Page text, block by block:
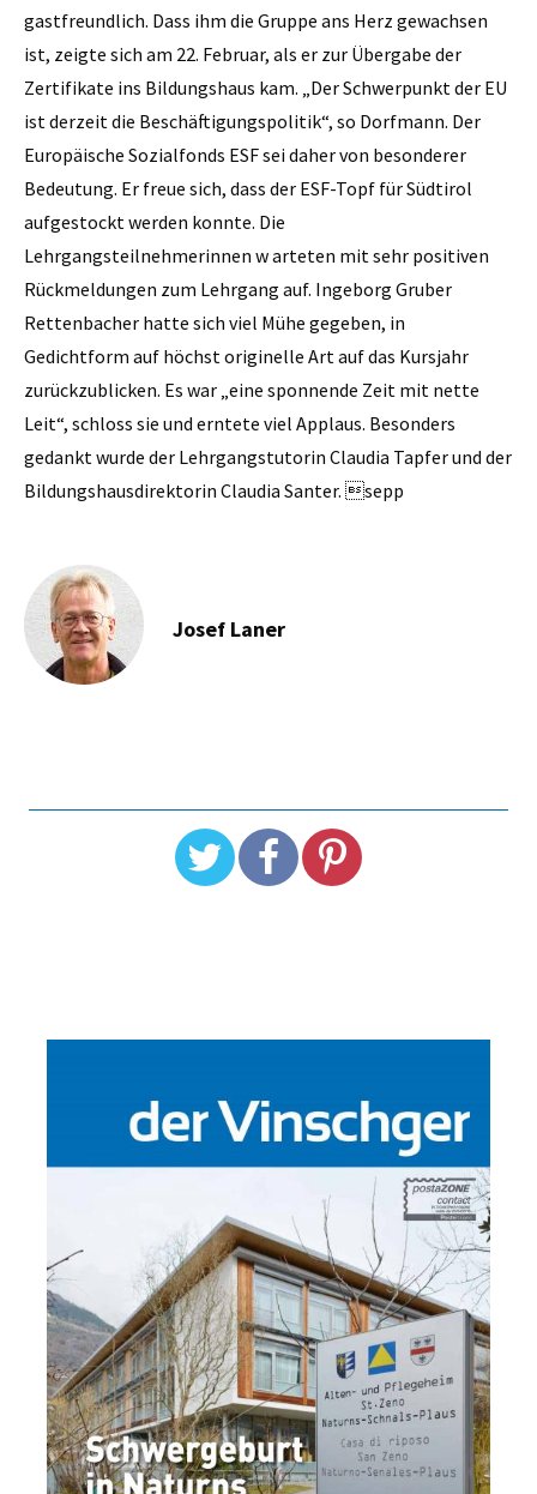
gastfreundlich. Dass ihm die Gruppe ans Herz gewachsen
ist, zeigte sich am 22. Februar, als er zur Übergabe der
Zertifikate ins Bildungshaus kam. „Der Schwerpunkt der EU
ist derzeit die Beschäftigungspolitik“, so Dorfmann. Der
Europäische Sozialfonds ESF sei daher von besonderer
Bedeutung. Er freue sich, dass der ESF-Topf für Südtirol
aufgestockt werden konnte. Die
Lehrgangsteilnehmerinnen w arteten mit sehr positiven
Rückmeldungen zum Lehrgang auf. Ingeborg Gruber
Rettenbacher hatte sich viel Mühe gegeben, in
Gedichtform auf höchst originelle Art auf das Kursjahr
zurückzublicken. Es war „eine sponnende Zeit mit nette
Leit“, schloss sie und erntete viel Applaus. Besonders
gedankt wurde der Lehrgangs­tutorin ­Claudia Tapfer und der
Bildungshausdirektorin Claudia Santer. sepp
Josef Laner